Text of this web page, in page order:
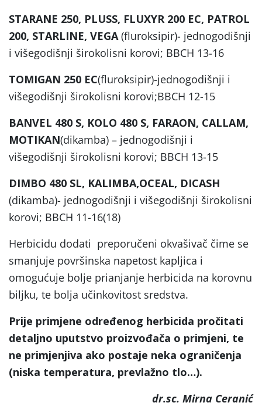
STARANE 250, PLUSS, FLUXYR 200 EC, PATROL
200, STARLINE, VEGA (fluroksipir)- jednogodišnji
i višegodišnji širokolisni korovi; BBCH 13-16
TOMIGAN 250 EC(fluroksipir)-jednogodišnji i
višegodišnji širokolisni korovi;BBCH 12-15
BANVEL 480 S, KOLO 480 S, FARAON, CALLAM,
MOTIKAN(dikamba) – jednogodišnji i
višegodišnji širokolisni korovi; BBCH 13-15
DIMBO 480 SL, KALIMBA,OCEAL, DICASH
(dikamba)- jednogodišnji i višegodišnji širokolisni
korovi; BBCH 11-16(18)
Herbicidu dodati preporučeni okvašivač čime se
smanjuje površinska napetost kapljica i
omogućuje bolje prianjanje herbicida na korovnu
biljku, te bolja učinkovitost sredstva.
Prije primjene određenog herbicida pročitati
detaljno uputstvo proizvođača o primjeni, te
ne primjenjiva ako postaje neka ograničenja
(niska temperatura, prevlažno tlo…).
dr.sc. Mirna Ceranić